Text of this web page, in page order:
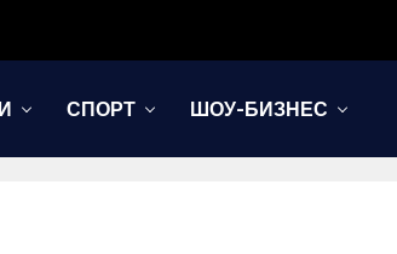
СПОРТ ШОУ-БИЗНЕС